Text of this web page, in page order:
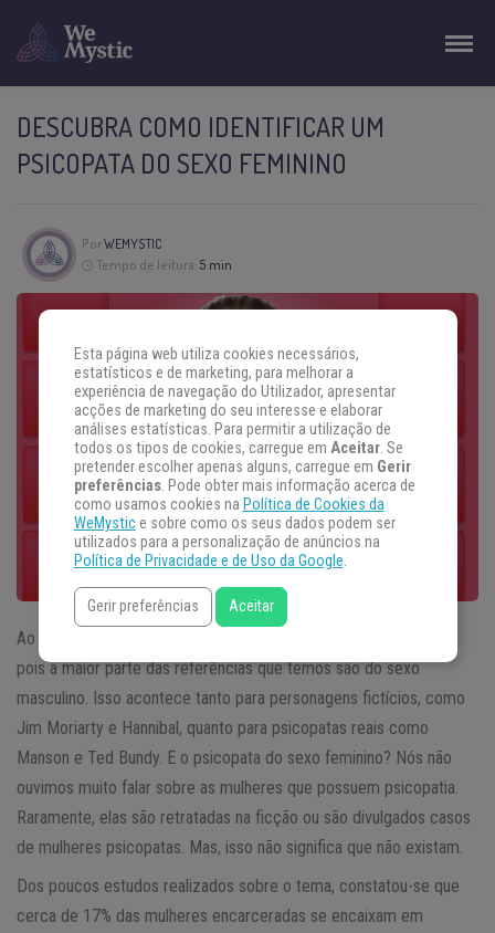
DESCUBRA COMO IDENTIFICAR UM
PSICOPATA DO SEXO FEMININO
PorWEMYSTIC
Tempo de leitura: 5 min
Ao ouvir o termo
pois a maior parte das referências que temos são do sexo
masculino. Isso acontece tanto para personagens fictícios, como
Jim Moriarty e Hannibal, quanto para psicopatas reais como
Manson e Ted Bundy. E o psicopata do sexo feminino? Nós não
ouvimos muito falar sobre as mulheres que possuem psicopatia.
Raramente, elas são retratadas na ficção ou são divulgados casos
de mulheres psicopatas. Mas, isso não significa que não existam.
Dos poucos estudos realizados sobre o tema, constatou-se que
cerca de 17% das mulheres encarceradas se encaixam em
Esta página web utiliza cookies necessários,
estatísticos e de marketing, para melhorar a
experiência de navegação do Utilizador, apresentar
acções de marketing do seu interesse e elaborar
análises estatísticas. Para permitir a utilização de
todos os tipos de cookies, carregue em Aceitar. Se
pretender escolher apenas alguns, carregue em Gerir
preferências. Pode obter mais informação acerca de
como usamos cookies na Política de Cookies da
WeMystice sobre como os seus dados podem ser
utilizados para a personalização de anúncios na
Política de Privacidade e de Uso da Google.
Gerir preferências Aceitar